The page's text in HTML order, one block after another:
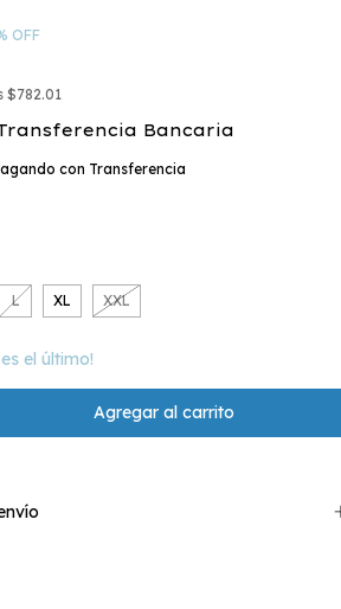
OFF
$782.01
Bancaria
con Transferencia
L XL XXL
el último!